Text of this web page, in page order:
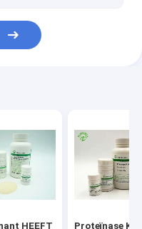
HEEFT Proteïnase K